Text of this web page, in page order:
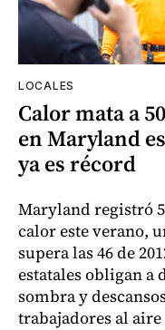
LOCALES
Calor mata a
en Maryland
ya es récord
Maryland registró
calor este verano,
supera las 46 de
estatales obligan a
sombra y
trabajadores al